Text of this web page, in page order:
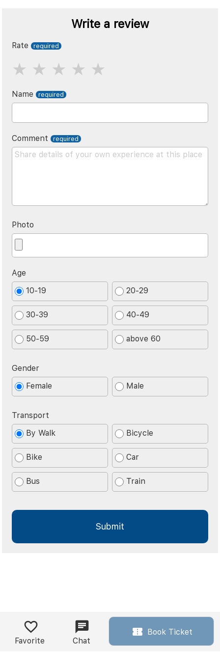
Write a review
Rate
Name
Comment
Photo
Age
10-19
20-29
30-39 40-49
50-59 above 60
Gender
Female
Male
Transport
By Walk
Bicycle
Bike Car
Bus Train
Favorite Chat
Book Ticket